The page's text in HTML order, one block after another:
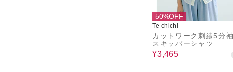
50%OFF
Te chichi
カットワーク刺繍5分袖
スキッパーシャツ
¥3,465